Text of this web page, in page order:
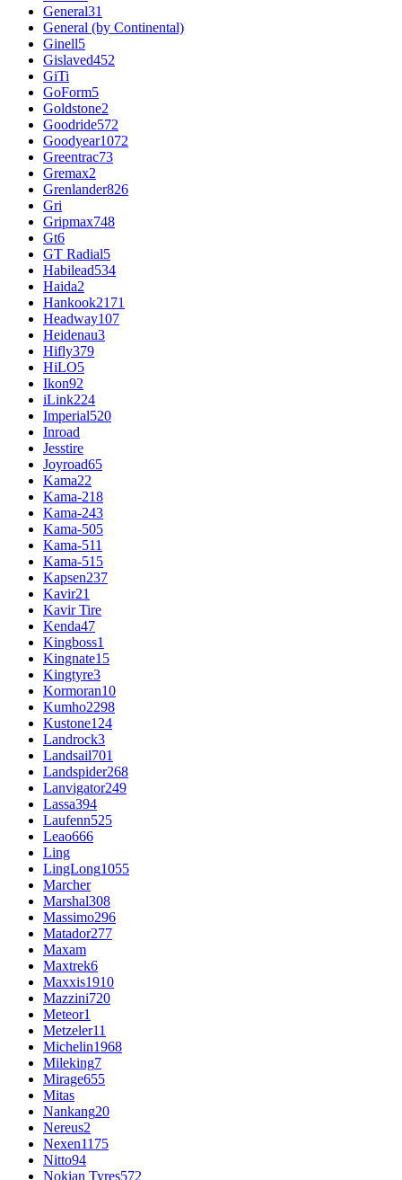
General31
General (by Continental)
Ginell5
Gislaved452
GiTi
GoForm5
Goldstone2
Goodride572
Goodyear1072
Greentrac73
Gremax2
Grenlander826
Gri
Gripmax748
Gt6
GT Radial5
Habilead534
Haida2
Hankook2171
Headway107
Heidenau3
Hifly379
HiLO5
Ikon92
iLink224
Imperial520
Inroad
Jesstire
Joyroad65
Kama22
Kama-218
Kama-243
Kama-505
Kama-511
Kama-515
Kapsen237
Kavir21
Kavir Tire
Kenda47
Kingboss1
Kingnate15
Kingtyre3
Kormoran10
Kumho2298
Kustone124
Landrock3
Landsail701
Landspider268
Lanvigator249
Lassa394
Laufenn525
Leao666
Ling
LingLong1055
Marcher
Marshal308
Massimo296
Matador277
Maxam
Maxtrek6
Maxxis1910
Mazzini720
Meteor1
Metzeler11
Michelin1968
Mileking7
Mirage655
Mitas
Nankang20
Nereus2
Nexen1175
Nitto94
Nokian Tyres572